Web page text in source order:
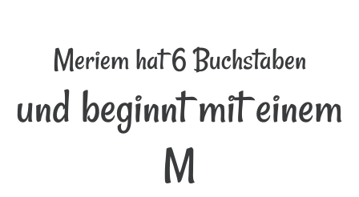
Meriem hat 6 Buchstaben
und beginnt mit einem
M